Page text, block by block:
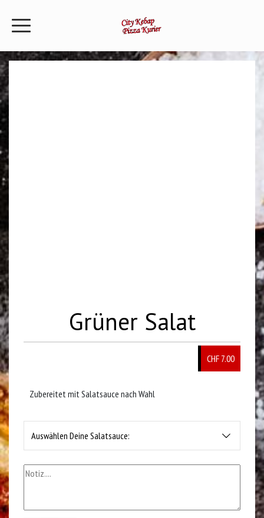
Grüner Salat
CHF 7.00
Zubereitet mit Salatsauce nach Wahl
Auswählen Deine Salatsauce: